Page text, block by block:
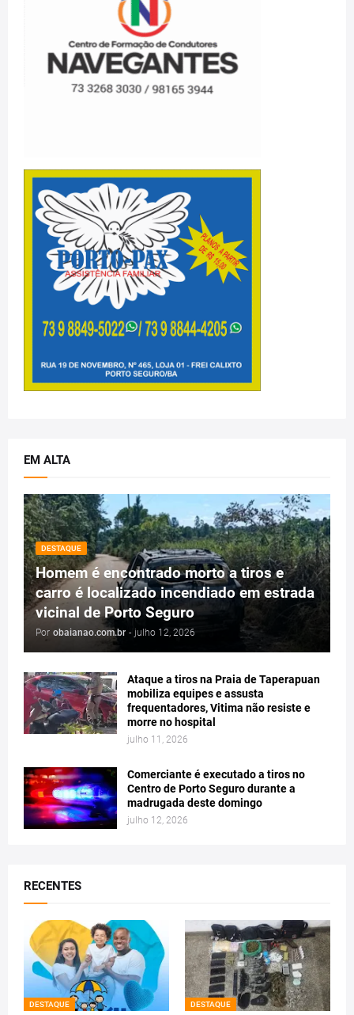
EM ALTA
DESTAQUE
Homem é encontrado morto a tiros e
carro é localizado incendiado em estrada
vicinal de Porto Seguro
Por obaianao.com.br - julho 12, 2026
Ataque a tiros na Praia de Taperapuan
mobiliza equipes e assusta
frequentadores, Vitima não resiste e
morre no hospital
julho 11, 2026
Comerciante é executado a tiros no
Centro de Porto Seguro durante a
madrugada deste domingo
julho 12, 2026
RECENTES
DESTAQUE DESTAQUE